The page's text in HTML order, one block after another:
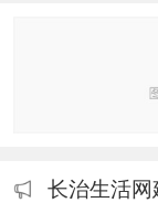
长治生活网